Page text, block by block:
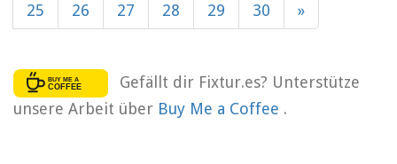
25 26 27 28 29 30 »
Gefällt dir Fixtur.es? Unterstütze
unsere Arbeit über Buy Me a Coffee .